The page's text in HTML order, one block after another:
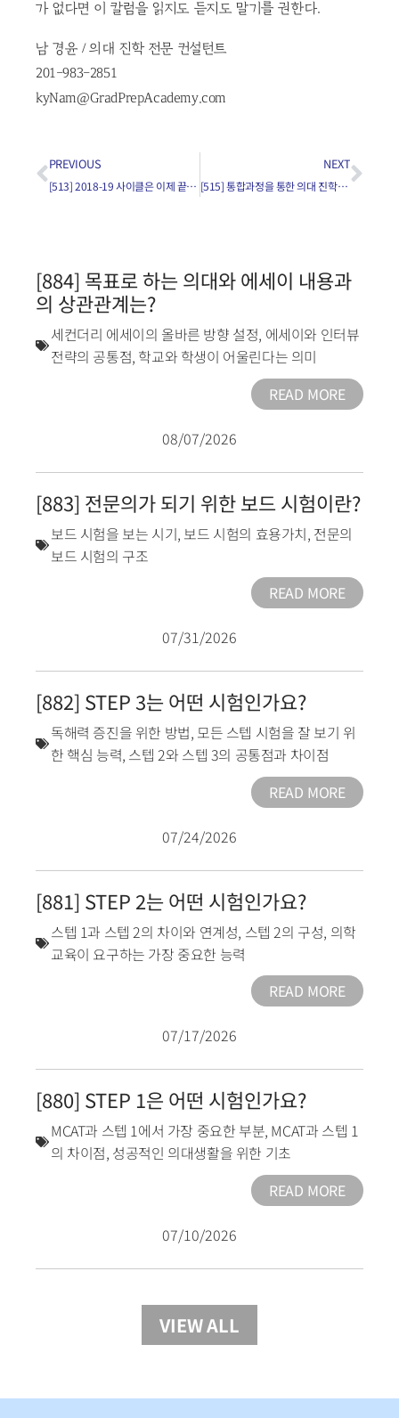
가 없다면 이 칼럼을 읽지도 듣지도 말기를 권한다.
남 경윤 / 의대 진학 전문 컨설턴트
201-983-2851
kyNam@GradPrepAcademy.com
PREVIOUS
[513] 2018-19 사이클은 이제 끝난 건가요?(2)
NEXT
[515] 통합과정을 통한 의대 진학과 프리메드 과정을 통한 의대 진학에 관한 필자의 견해는?
[884] 목표로 하는 의대와 에세이 내용과
의 상관관계는?
세컨더리 에세이의 올바른 방향 설정, 에세이와 인터뷰
전략의 공통점, 학교와 학생이 어울린다는 의미
READ MORE
08/07/2026
[883] 전문의가 되기 위한 보드 시험이란?
보드 시험을 보는 시기, 보드 시험의 효용가치, 전문의
보드 시험의 구조
READ MORE
07/31/2026
[882] STEP 3는 어떤 시험인가요?
독해력 증진을 위한 방법, 모든 스텝 시험을 잘 보기 위
한 핵심 능력, 스텝 2와 스텝 3의 공통점과 차이점
READ MORE
07/24/2026
[881] STEP 2는 어떤 시험인가요?
스텝 1과 스텝 2의 차이와 연계성, 스텝 2의 구성, 의학
교육이 요구하는 가장 중요한 능력
READ MORE
07/17/2026
[880] STEP 1은 어떤 시험인가요?
MCAT과 스텝 1에서 가장 중요한 부분, MCAT과 스텝 1
의 차이점, 성공적인 의대생활을 위한 기초
READ MORE
07/10/2026
VIEW ALL